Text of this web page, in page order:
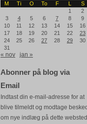
M
Ti O To F L
S
1
2
3
4 5 6 7 8
9
10
11 12 13 14 15
16
17
18 19 20 21 22
23
24
25 26 27 28 29
30
31
« nov jan »
Abonner på blog via
Email
Indtast din e-mail-adresse for at
blive tilmeldt og modtage besked
om nye indlæg på dette websted